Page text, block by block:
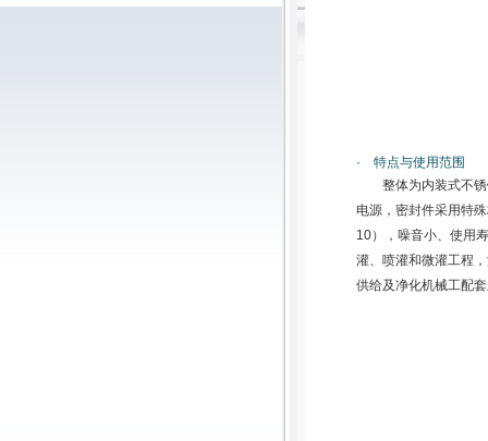
· 特点与使用范围
整体为内装式不
电源，密封件采用特
10），噪音小、使用
灌、喷灌和微灌工程
供给及净化机械工配